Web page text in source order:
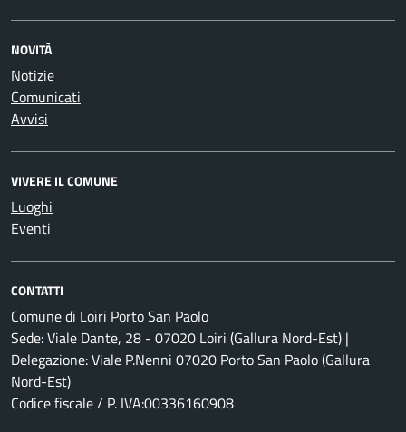
NOVITÀ
Notizie
Comunicati
Avvisi
VIVERE IL COMUNE
Luoghi
Eventi
CONTATTI
Comune di Loiri Porto San Paolo
Sede: Viale Dante, 28 - 07020 Loiri (Gallura Nord-Est) |
Delegazione: Viale P.Nenni 07020 Porto San Paolo (Gallura
Nord-Est)
Codice fiscale / P. IVA:00336160908